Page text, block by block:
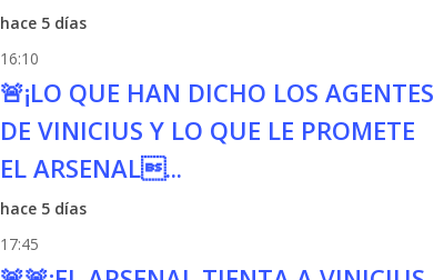
hace 5 días
16:10
🚨¡LO QUE HAN DICHO LOS AGENTES
DE VINICIUS Y LO QUE LE PROMETE
EL ARSENAL...
hace 5 días
17:45